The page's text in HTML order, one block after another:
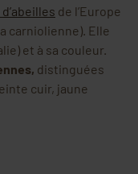
de l’Europe
carniolienne). Elle
et à sa couleur.
distinguées
cuir, jaune